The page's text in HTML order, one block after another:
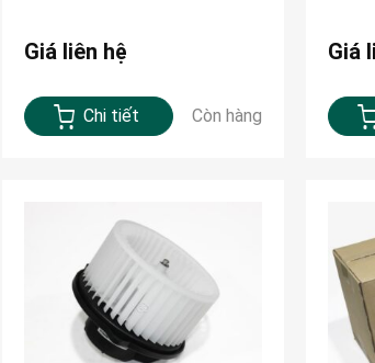
Giá liên hệ
Chi tiết Còn hàng
Giá